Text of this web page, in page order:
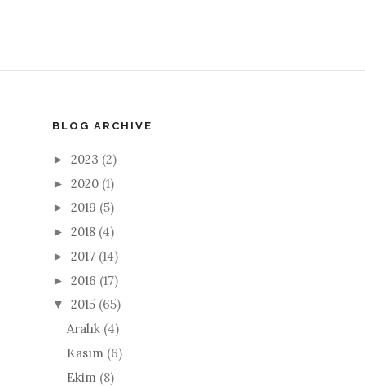
BLOG ARCHIVE
► 2023 (2)
► 2020 (1)
► 2019 (5)
► 2018 (4)
► 2017 (14)
► 2016 (17)
▼ 2015 (65)
Aralık (4)
Kasım (6)
Ekim (8)